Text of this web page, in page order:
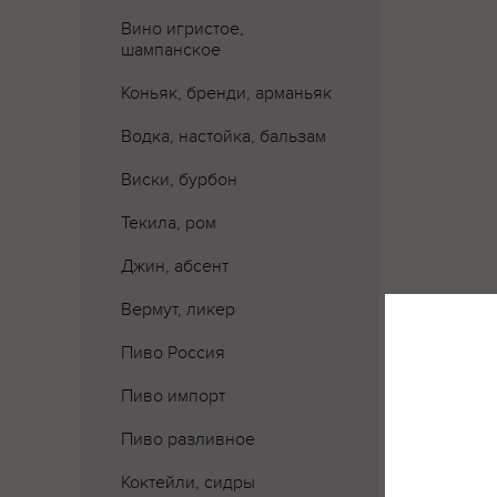
Вино игристое,
шампанское
Коньяк, бренди, арманьяк
Водка, настойка, бальзам
Виски, бурбон
Текила, ром
Джин, абсент
Вермут, ликер
Пиво Россия
Пиво импорт
Пиво разливное
Коктейли, сидры